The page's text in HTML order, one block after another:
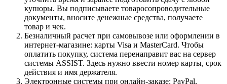
купюры. Вы подписываете товаросопроводительные
документы, вносите денежные средства, получаете
товар и чек.
Безналичный расчет при самовывозе или оформлении в
интернет-магазине: карты Visa и MasterCard. Чтобы
оплатить покупку, система перенаправит вас на сервер
системы ASSIST. Здесь нужно ввести номер карты, срок
действия и имя держателя.
Электронные системы при онлайн-заказе: PayPal,